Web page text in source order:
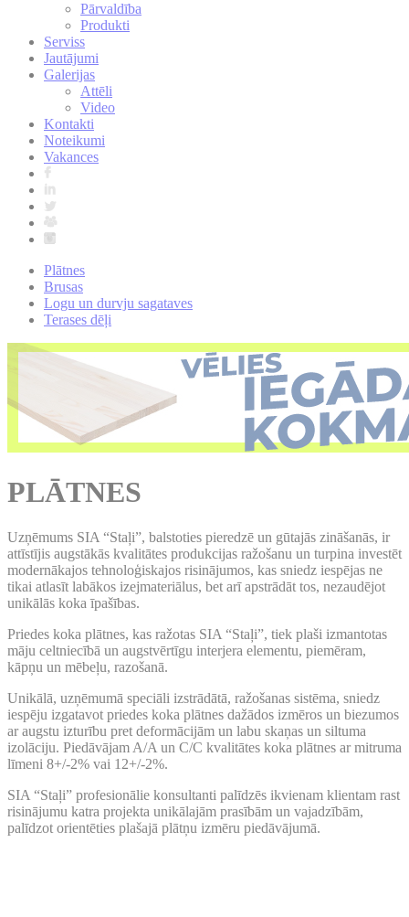
Pārvaldība
Produkti
Serviss
Jautājumi
Galerijas
Attēli
Video
Kontakti
Noteikumi
Vakances
Plātnes
Brusas
Logu un durvju sagataves
Terases dēļi
PLĀTNES
Uzņēmums SIA “Staļi”, balstoties pieredzē un gūtajās zināšanās, ir
attīstījis augstākās kvalitātes produkcijas ražošanu un turpina investēt
modernākajos tehnoloģiskajos risinājumos, kas sniedz iespējas ne
tikai atlasīt labākos izejmateriālus, bet arī apstrādāt tos, nezaudējot
unikālās koka īpašības.
Priedes koka plātnes, kas ražotas SIA “Staļi”, tiek plaši izmantotas
māju celtniecībā un augstvērtīgu interjera elementu, piemēram,
kāpņu un mēbeļu, razošanā.
Unikālā, uzņēmumā speciāli izstrādātā, ražošanas sistēma, sniedz
iespēju izgatavot priedes koka plātnes dažādos izmēros un biezumos
ar augstu izturību pret deformācijām un labu skaņas un siltuma
izolāciju. Piedāvājam A/A un C/C kvalitātes koka plātnes ar mitruma
līmeni 8+/-2% vai 12+/-2%.
SIA “Staļi” profesionālie konsultanti palīdzēs ikvienam klientam rast
risinājumu katra projekta unikālajām prasībām un vajadzībām,
palīdzot orientēties plašajā plātņu izmēru piedāvājumā.